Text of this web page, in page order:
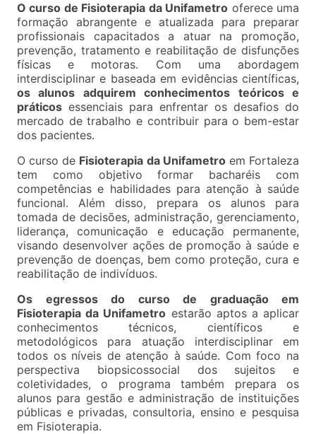
O curso de Fisioterapia da Unifametro oferece uma
formação abrangente e atualizada para preparar
profissionais capacitados a atuar na promoção,
prevenção, tratamento e reabilitação de disfunções
físicas e motoras. Com uma abordagem
interdisciplinar e baseada em evidências científicas,
os alunos adquirem conhecimentos teóricos e
práticos essenciais para enfrentar os desafios do
mercado de trabalho e contribuir para o bem-estar
dos pacientes.
O curso de Fisioterapia da Unifametroem Fortaleza
tem como objetivo formar bacharéis com
competências e habilidades para atenção à saúde
funcional. Além disso, prepara os alunos para
tomada de decisões, administração, gerenciamento,
liderança, comunicação e educação permanente,
visando desenvolver ações de promoção à saúde e
prevenção de doenças, bem como proteção, cura e
reabilitação de indivíduos.
Os egressos do curso de graduação em
Fisioterapia da Unifametro estarão aptos a aplicar
conhecimentos técnicos, científicos e
metodológicos para atuação interdisciplinar em
todos os níveis de atenção à saúde. Com foco na
perspectiva biopsicossocial dos sujeitos e
coletividades, o programa também prepara os
alunos para gestão e administração de instituições
públicas e privadas, consultoria, ensino e pesquisa
em Fisioterapia.